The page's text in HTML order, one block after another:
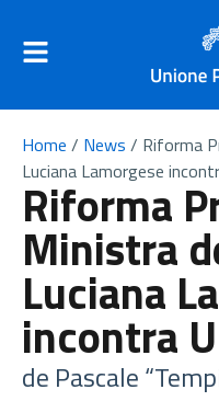
Home / News / Riforma
Luciana Lamorgese
Riforma
Ministra
Luciana
incontra
de Pascale